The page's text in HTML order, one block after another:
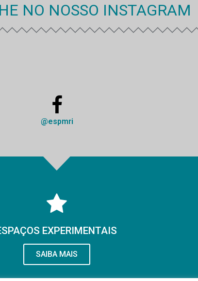
NO NOSSO INSTAGRAM
@espmri
EXPERIMENTAIS
SAIBA MAIS